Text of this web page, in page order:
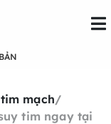
mạch/
tim ngay tại